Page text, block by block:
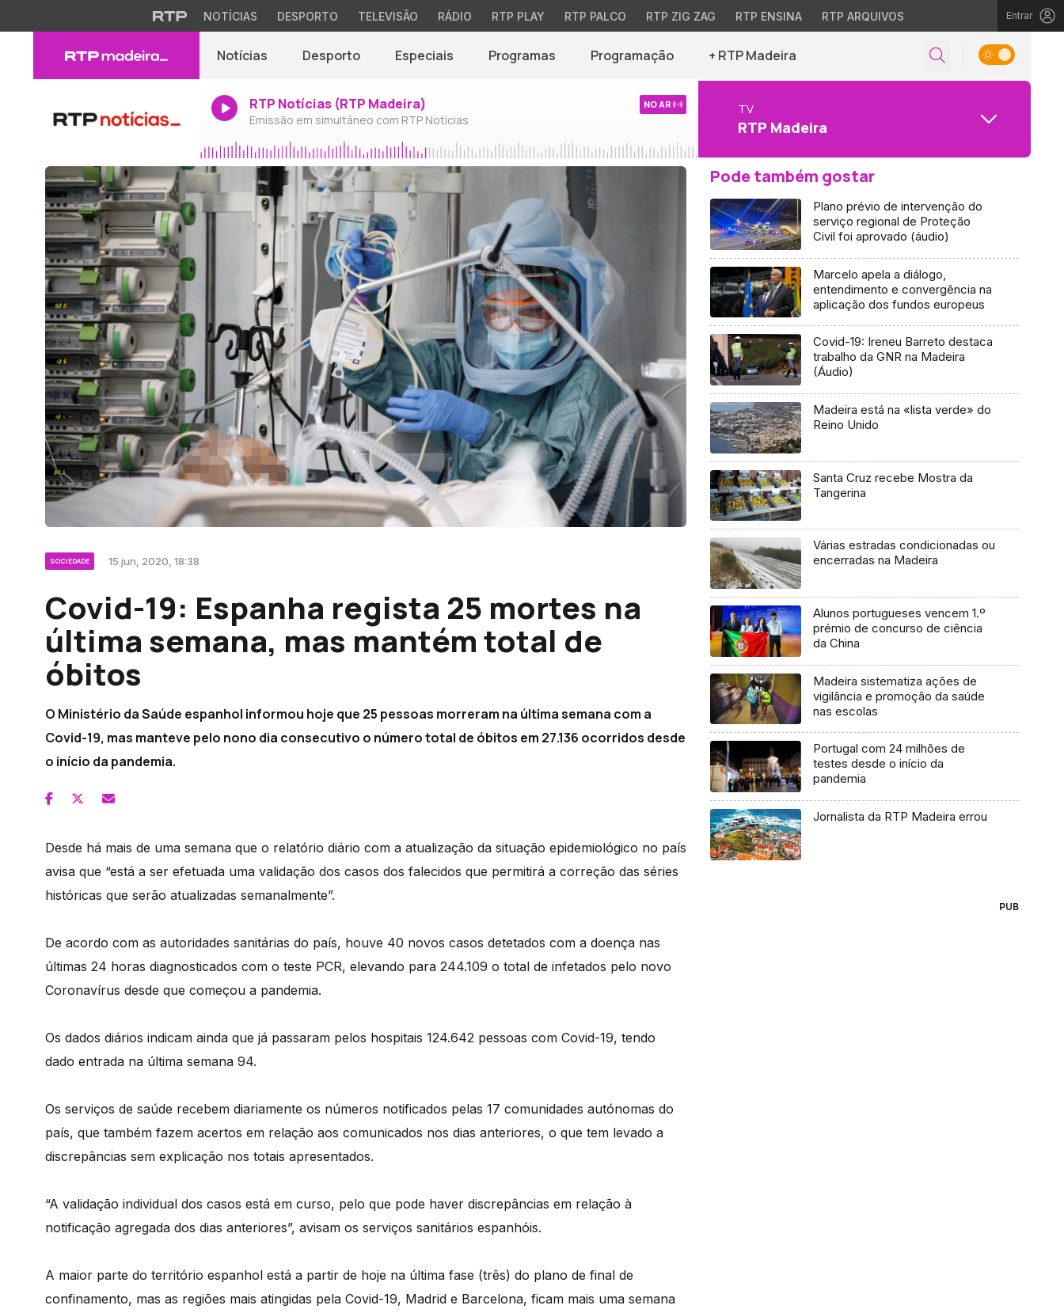
NOTÍCIAS DESPORTO TELEVISÃO RÁDIO RTP PLAY RTP PALCO RTP ZIG ZAG RTP ENSINA RTP ARQUIVOS Entrar
Notícias Desporto Especiais Programas Programação + RTP Madeira
RTP Notícias (RTP Madeira)
Emissão em simultâneo com RTP Notícias
NO AR TV
RTP Madeira
SOCIEDADE 15 jun, 2020, 18:38
Covid-19: Espanha regista 25 mortes na
última semana, mas mantém total de
óbitos
O Ministério da Saúde espanhol informou hoje que 25 pessoas morreram na última semana com a
Covid-19, mas manteve pelo nono dia consecutivo o número total de óbitos em 27.136 ocorridos desde
o início da pandemia.
Desde há mais de uma semana que o relatório diário com a atualização da situação epidemiológico no país
avisa que “está a ser efetuada uma validação dos casos dos falecidos que permitirá a correção das séries
históricas que serão atualizadas semanalmente”.
De acordo com as autoridades sanitárias do país, houve 40 novos casos detetados com a doença nas
últimas 24 horas diagnosticados com o teste PCR, elevando para 244.109 o total de infetados pelo novo
Coronavírus desde que começou a pandemia.
Os dados diários indicam ainda que já passaram pelos hospitais 124.642 pessoas com Covid-19, tendo
dado entrada na última semana 94.
Os serviços de saúde recebem diariamente os números notificados pelas 17 comunidades autónomas do
país, que também fazem acertos em relação aos comunicados nos dias anteriores, o que tem levado a
discrepâncias sem explicação nos totais apresentados.
“A validação individual dos casos está em curso, pelo que pode haver discrepâncias em relação à
notificação agregada dos dias anteriores”, avisam os serviços sanitários espanhóis.
A maior parte do território espanhol está a partir de hoje na última fase (três) do plano de final de
confinamento, mas as regiões mais atingidas pela Covid-19, Madrid e Barcelona, ficam mais uma semana
Pode também gostar
Plano prévio de intervenção do
serviço regional de Proteção
Civil foi aprovado (áudio)
Marcelo apela a diálogo,
entendimento e convergência na
aplicação dos fundos europeus
Covid-19: Ireneu Barreto destaca
trabalho da GNR na Madeira
(Áudio)
Madeira está na «lista verde» do
Reino Unido
Santa Cruz recebe Mostra da
Tangerina
Várias estradas condicionadas ou
encerradas na Madeira
Alunos portugueses vencem 1.º
prémio de concurso de ciência
da China
Madeira sistematiza ações de
vigilância e promoção da saúde
nas escolas
Portugal com 24 milhões de
testes desde o início da
pandemia
Jornalista da RTP Madeira errou
PUB